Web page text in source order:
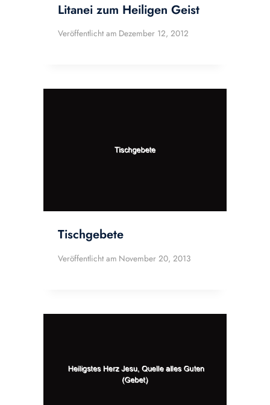
Litanei zum Heiligen Geist
Veröffentlicht am Dezember 12, 2012
Tischgebete
Veröffentlicht am November 20, 2013